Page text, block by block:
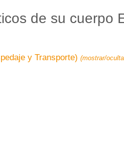
de su cuerpo
y Transporte) (mostrar/